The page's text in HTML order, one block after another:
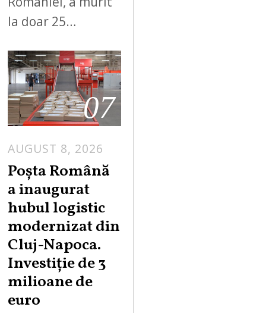
la doar 25…
07
AUGUST 8, 2026
Poșta Română
a inaugurat
hubul logistic
modernizat din
Cluj-Napoca.
Investiție de 3
milioane de
euro